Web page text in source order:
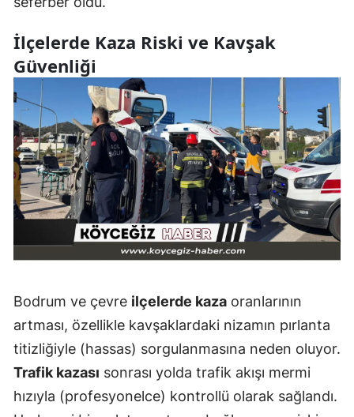
İlçelerde Kaza Riski ve Kavşak
Güvenliği
Bodrum ve çevre ilçelerde kaza oranlarının
artması, özellikle kavşaklardaki nizamın pırlanta
titizliğiyle (hassas) sorgulanmasına neden oluyor.
Trafik kazası sonrası yolda trafik akışı mermi
hızıyla (profesyonelce) kontrollü olarak sağlandı.